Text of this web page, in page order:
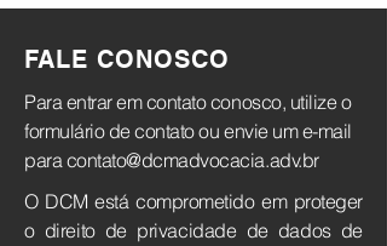
FALE CONOSCO
Para entrar em contato conosco, utilize o
formulário de contato ou envie um e-mail
paracontato@dcmadvocacia.adv.br
O DCM está comprometido em proteger
o direito de privacidade de dados de